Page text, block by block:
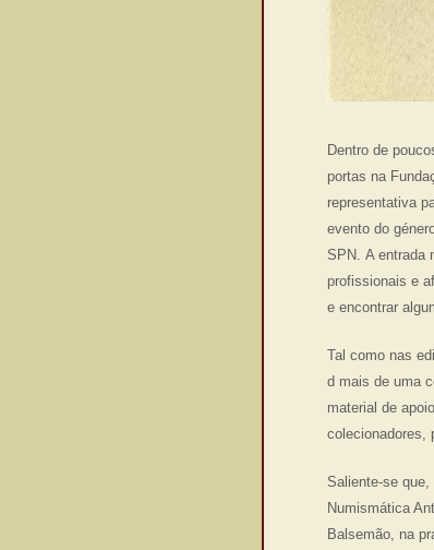
Dentro de
portas na
representativa
evento do
SPN. A entrada
profissionais e
e encontrar
Tal como nas
d mais de uma
material de
colecionadores,
Saliente-se
Numismática
Balsemão, na